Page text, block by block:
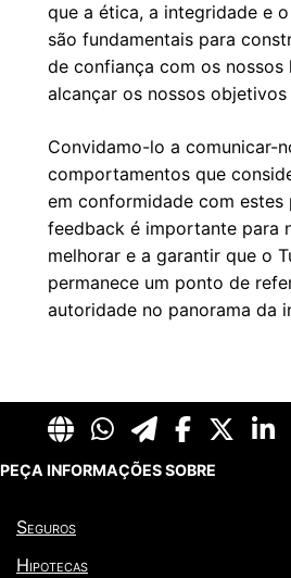
que a ética, a integridade e
são fundamentais para
de confiança com os nossos
alcançar os nossos
Convidamo-lo a comunicar-
comportamentos que
em conformidade com estes
feedback é importante para
melhorar e a garantir que o
permanece um ponto de
autoridade no panorama da
PEÇA INFORMAÇÕES SOBRE
Seguros
Hipotecas